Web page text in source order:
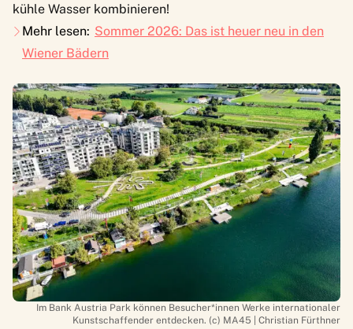
kühle Wasser kombinieren!
Mehr lesen: Sommer 2026: Das ist heuer neu in den
Wiener Bädern
Im Bank Austria Park können Besucher*innen Werke internationaler
Kunstschaffender entdecken. (c) MA45 | Christian Fürthner